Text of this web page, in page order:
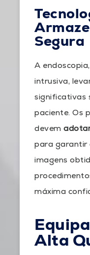
Segura
A
intrusiva,
significativas
paciente. Os
devem
para garantir
imagens
máxima
Alta